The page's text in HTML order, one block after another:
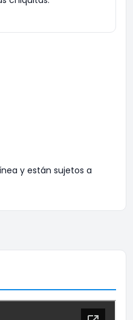
y están sujetos a